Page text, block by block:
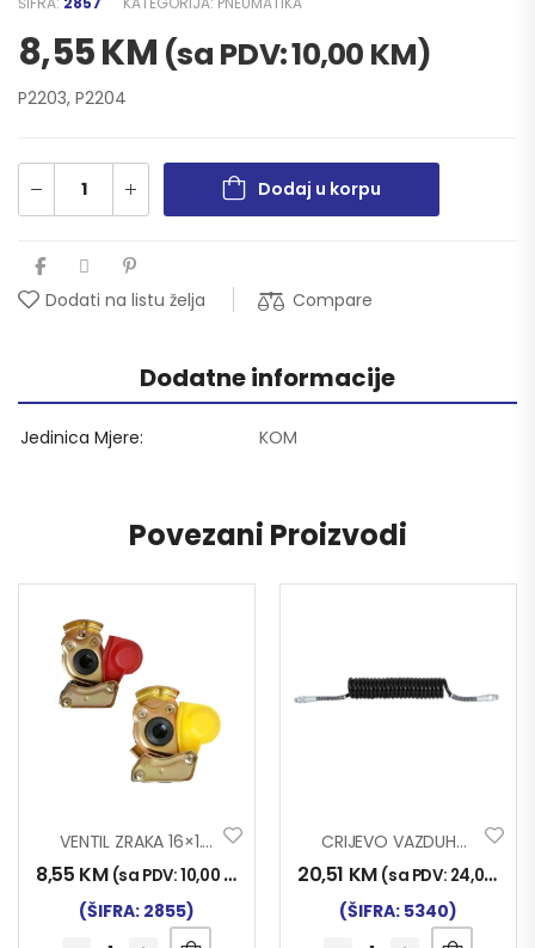
8,55KM (sa PDV:10,00 KM)
P2203, P2204
Dodaj u korpu
Dodati na listu želja Compare
Dodatne informacije
Jedinica Mjere KOM
Povezani Proizvodi
VENTIL ZRAKA 16×1.5 M
8,55 KM (sa PDV:10,00 KM
(ŠIFRA: 2855)
CRIJEVO VAZDUHA 22×1.5 POLIURETAN
20,51 KM (sa PDV: 24,00
(ŠIFRA: 5340)